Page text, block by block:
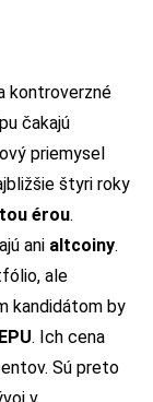
kontroverzné
čakajú
priemysel
štyri roky
érou.
ani altcoiny.
ale
kandidátom by
. Ich cena
Sú preto